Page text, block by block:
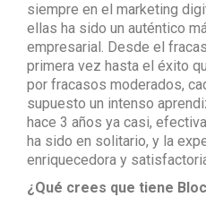
siempre en el marketing
ellas ha sido un auténtico
empresarial. Desde el
primera vez hasta el éxito
por fracasos moderados,
supuesto un intenso
hace 3 años ya casi,
ha sido en solitario, y la
enriquecedora y
¿Qué crees que tiene